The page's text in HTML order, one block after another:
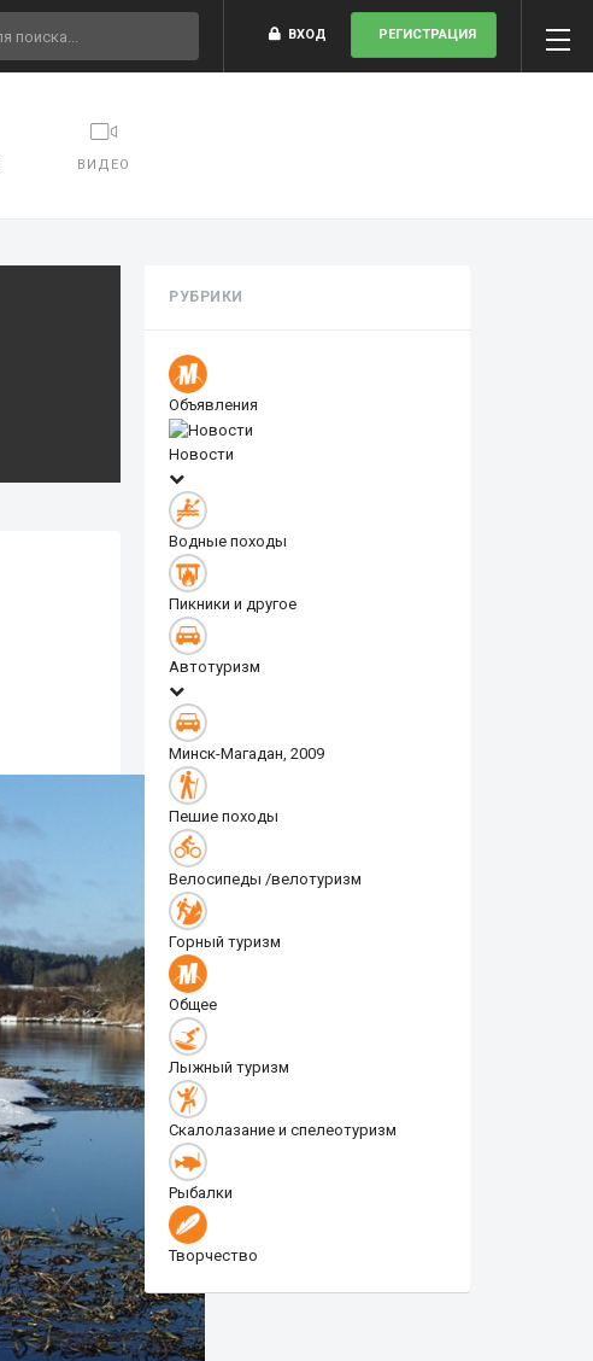
ВХОД РЕГИСТРАЦИЯ
ВИДЕО
РУБРИКИ
Объявления
Новости
Водные походы
Пикники и другое
Автотуризм
Минск-Магадан, 2009
Пешие походы
Велосипеды /велотуризм
Горный туризм
Общее
Лыжный туризм
Скалолазание и спелеотуризм
Рыбалки
Творчество